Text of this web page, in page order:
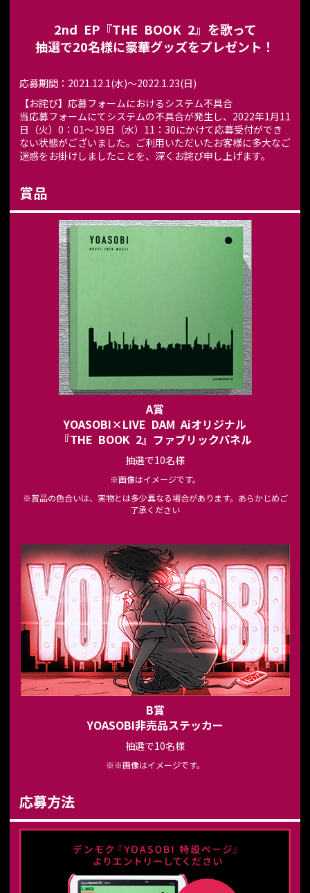
2nd EP『THE BOOK 2』を歌って
抽選で20名様に豪華グッズをプレゼント！
応募期間：2021.12.1(水)～2022.1.23(日)
【お詫び】応募フォームにおけるシステム不具合
当応募フォームにてシステムの不具合が発生し、2022年1月11
日（火）0：01～19日（水）11：30にかけて応募受付ができ
ない状態がございました。ご利用いただいたお客様に多大なご
迷惑をお掛けしましたことを、深くお詫び申し上げます。
賞品
A賞
YOASOBI×LIVE DAM Aiオリジナル
『THE BOOK 2』ファブリックパネル
抽選で10名様
※画像はイメージです。
※賞品の色合いは、実物とは多少異なる場合があります。あらかじめご
了承ください
B賞
YOASOBI非売品ステッカー
抽選で10名様
※※画像はイメージです。
応募方法